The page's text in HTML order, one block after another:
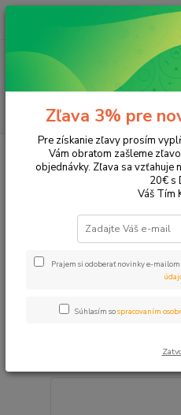
Tonery a náplne do tlačiarní
DeskJet Ink Advantage 4678
DeskJet Ink
Upresniť
strana
Zľava 3% pre
Pre získanie zľavy prosím
Vám obratom zašleme
objednávky. Zľava sa vzťahuje
20€ s
Váš Tím
Prajem si odoberať novinky e-
Súhlasím sospracovaním